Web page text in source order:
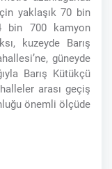
yaklaşık 70 bin
bin 700 kamyon
kuzeyde Barış
güneyde
Barış Kütükçü
arası geçiş
önemli ölçüde